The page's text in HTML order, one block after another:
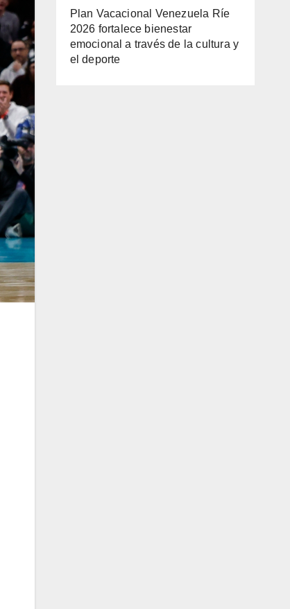
Plan Vacacional Venezuela Ríe
2026 fortalece bienestar
emocional a través de la cultura y
el deporte